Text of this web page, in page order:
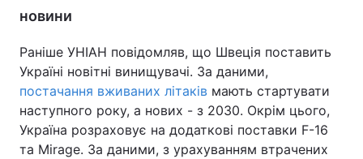
новини
Раніше УНІАН повідомляв, що Швеція поставить
Україні новітні винищувачі. За даними,
постачання вживаних літаків мають стартувати
наступного року, а нових - з 2030. Окрім цього,
Україна розраховує на додаткові поставки F-16
та Mirage. За даними, з урахуванням втрачених